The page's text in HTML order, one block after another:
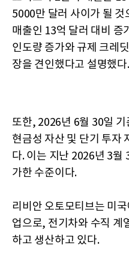
5000만 달러 사이가 될 것
매출인 13억 달러 대비 증
인도량 증가와 규제 크레
장을 견인했다고 설명했다.
또한, 2026년 6월 30일
현금성 자산 및 단기 투자
다. 이는 지난 2026년 3월
가한 수준이다.
리비안 오토모티브는 미
업으로, 전기차와 수직 계
하고 생산하고 있다.